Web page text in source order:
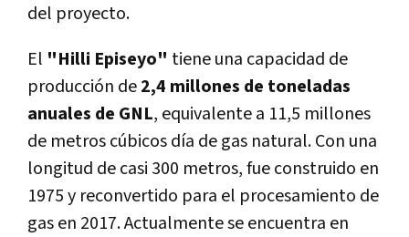
del proyecto.
El "Hilli Episeyo" tiene una capacidad de
producción de2,4 millones de toneladas
anuales de GNL, equivalente a 11,5 millones
de metros cúbicos día de gas natural. Con una
longitud de casi 300 metros, fue construido en
1975 y reconvertido para el procesamiento de
gas en 2017. Actualmente se encuentra en